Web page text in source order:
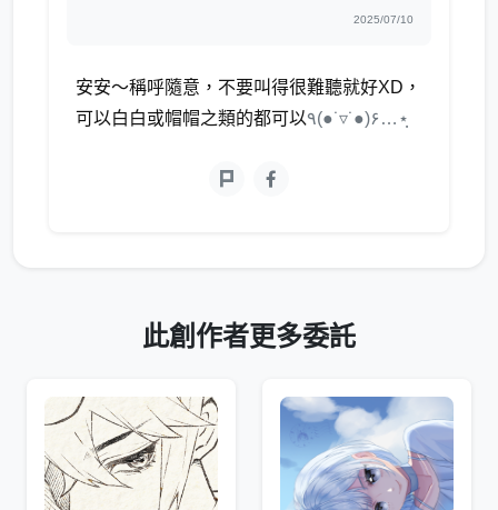
2025/07/10
安安～稱呼隨意，不要叫得很難聽就好XD，
可以白白或帽帽之類的都可以
٩(●˙▿˙●)۶…⋆ฺ
此創作者更多委託